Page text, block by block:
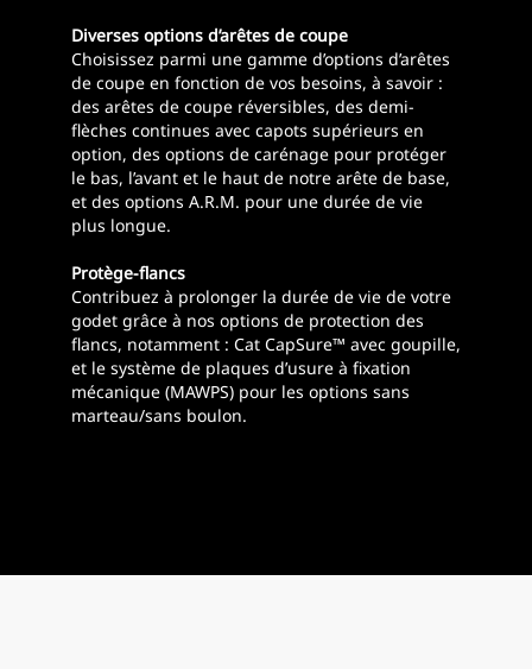
Diverses options d’arêtes de coupe
Choisissez parmi une gamme d’options d’arêtes
de coupe en fonction de vos besoins, à savoir :
des arêtes de coupe réversibles, des demi-
flèches continues avec capots supérieurs en
option, des options de carénage pour protéger
le bas, l’avant et le haut de notre arête de base,
et des options A.R.M. pour une durée de vie
plus longue.
Protège-flancs
Contribuez à prolonger la durée de vie de votre
godet grâce à nos options de protection des
flancs, notamment : Cat CapSure™ avec goupille,
et le système de plaques d’usure à fixation
mécanique (MAWPS) pour les options sans
marteau/sans boulon.